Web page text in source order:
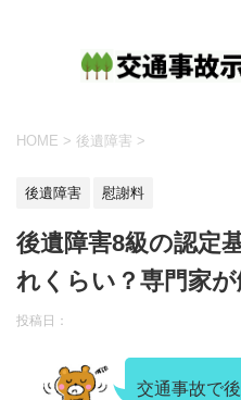
HOME > 後遺障害 >
後遺障害 慰謝料
後遺障害8級の認定
れくらい？専門家
投稿日：
交通事故で